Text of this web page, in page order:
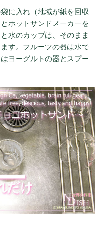
に入れ（地域が紙を回収
ホットサンドメーカーを
水のカップは、そのまま
す。フルーツの器は水で
ヨーグルトの器とスプー